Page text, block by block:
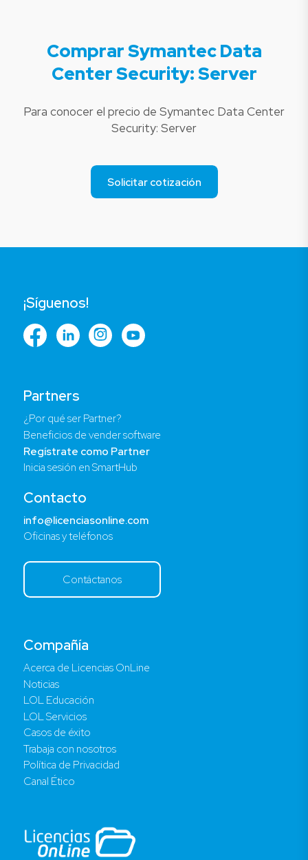
Comprar Symantec Data
Center Security: Server
Para conocer el precio de Symantec Data Center
Security: Server
Solicitar cotización
Compañía
Acerca de Licencias OnLine
Noticias
LOL Educación
LOL Servicios
Casos de éxito
Trabaja con nosotros
Política de Privacidad
Canal Ético
Partners
¿Por qué ser Partner?
Beneficios de vender software
Regístrate como Partner
Inicia sesión en SmartHub
Contacto
info@licenciasonline.com
Oficinas y teléfonos
Contáctanos
¡Síguenos!